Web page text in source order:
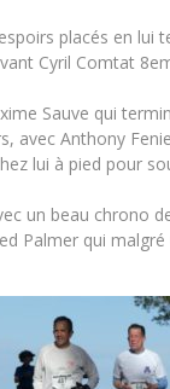
placés en lui
Cyril Comtat
Sauve qui
avec Anthony
lui à pied pour
un beau chrono
Palmer qui